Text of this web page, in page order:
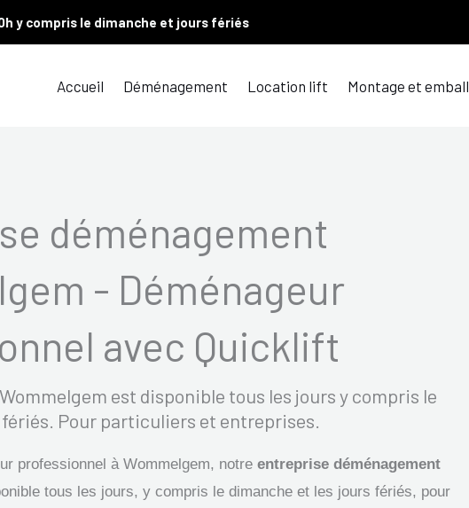
y compris le dimanche et jours fériés
Accueil Déménagement Location lift Montage et
déménagement
- Déménageur
avec Quicklift
est disponible tous les jours y compris le
Pour particuliers et entreprises.
professionnel à Wommelgem, notre entreprise déménagement
tous les jours, y compris le dimanche et les jours fériés, pour